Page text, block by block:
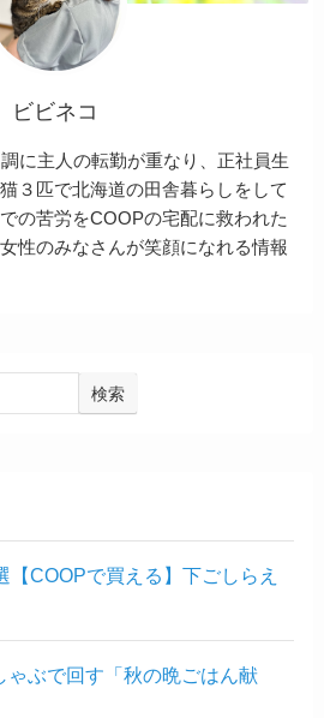
ビビネコ
に主人の転勤が重なり、正社員生
３匹で北海道の田舎暮らしをして
の苦労をCOOPの宅配に救われた
性のみなさんが笑顔になれる情報
検索
【COOPで買える】下ごしらえ
ゃぶで回す「秋の晩ごはん献